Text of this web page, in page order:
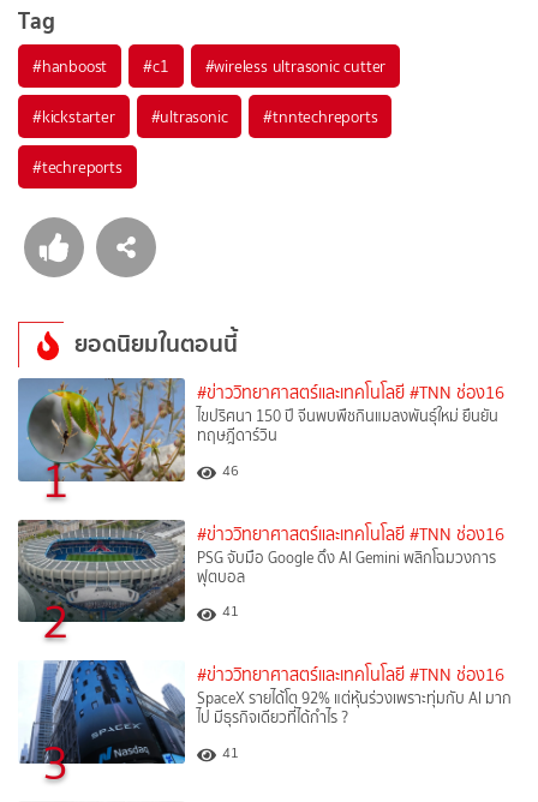
Tag
#hanboost #c1 #wireless ultrasonic cutter
#kickstarter #ultrasonic #tnntechreports
#techreports
ยอดนิยมในตอนนี้
1
#ข่าววิทยาศาสตร์และเทคโนโลยี #TNN ช่อง16
ไขปริศนา 150 ปี จีนพบพืชกินแมลงพันธุ์ใหม่ ยืนยัน
ทฤษฎีดาร์วิน
46
2
#ข่าววิทยาศาสตร์และเทคโนโลยี #TNN ช่อง16
PSG จับมือ Google ดึง AI Gemini พลิกโฉมวงการ
ฟุตบอล
41
3
#ข่าววิทยาศาสตร์และเทคโนโลยี #TNN ช่อง16
SpaceX รายได้โต 92% แต่หุ้นร่วงเพราะทุ่มกับ AI มาก
ไป มีธุรกิจเดียวที่ได้กำไร ?
41